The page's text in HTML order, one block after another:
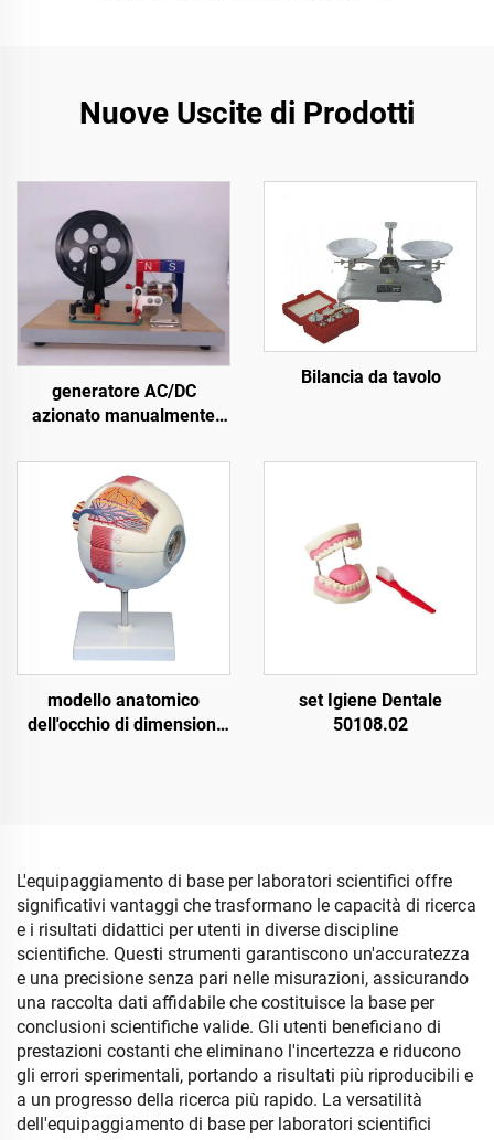
Nuove Uscite di Prodotti
generatore AC/DC
azionato manualmente
Bilancia da tavolo
modello anatomico
dell'occhio di dimensioni
set Igiene Dentale
50108.02
L'equipaggiamento di base per laboratori scientifici offre
significativi vantaggi che trasformano le capacità di ricerca
e i risultati didattici per utenti in diverse discipline
scientifiche. Questi strumenti garantiscono un'accuratezza
e una precisione senza pari nelle misurazioni, assicurando
una raccolta dati affidabile che costituisce la base per
conclusioni scientifiche valide. Gli utenti beneficiano di
prestazioni costanti che eliminano l'incertezza e riducono
gli errori sperimentali, portando a risultati più riproducibili e
a un progresso della ricerca più rapido. La versatilità
dell'equipaggiamento di base per laboratori scientifici